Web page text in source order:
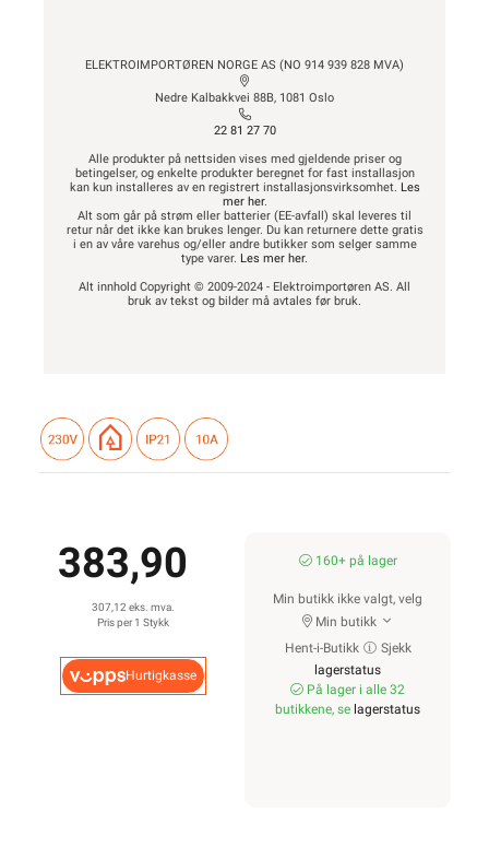
ELEKTROIMPORTØREN NORGE AS (NO 914 939 828 MVA)
Nedre Kalbakkvei 88B, 1081 Oslo
22 81 27 70
Alle produkter på nettsiden vises med gjeldende priser og
betingelser, og enkelte produkter beregnet for fast installasjon
kan kun installeres av en registrert installasjonsvirksomhet. Les
mer her.
Alt som går på strøm eller batterier (EE-avfall) skal leveres til
retur når det ikke kan brukes lenger. Du kan returnere dette gratis
i en av våre varehus og/eller andre butikker som selger samme
type varer. Les mer her.
Alt innhold Copyright © 2009-2024 - Elektroimportøren AS. All
bruk av tekst og bilder må avtales før bruk.
383,90
307,12 eks. mva.
Pris per 1 Stykk
Hurtigkasse
160+ på lager
Min butikk ikke valgt, velg
Min butikk
Hent-i-Butikk
Sjekk
lagerstatus
På lager i alle 32
butikkene, se lagerstatus